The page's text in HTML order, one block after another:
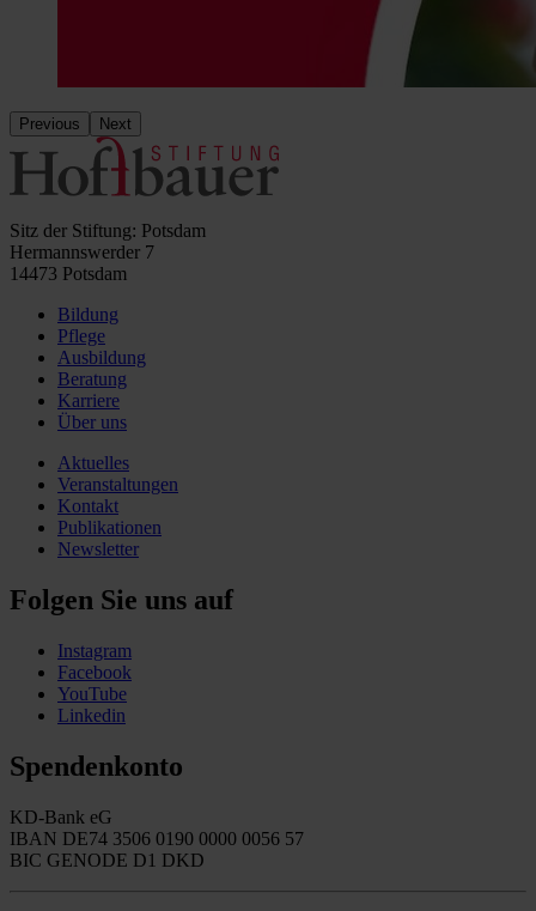
Previous Next
Sitz der Stiftung: Potsdam
Hermannswerder 7
14473 Potsdam
Bildung
Pflege
Ausbildung
Beratung
Karriere
Über uns
Aktuelles
Veranstaltungen
Kontakt
Publikationen
Newsletter
Folgen Sie uns auf
Instagram
Facebook
YouTube
Linkedin
Spendenkonto
KD-Bank eG
IBAN DE74 3506 0190 0000 0056 57
BIC GENODE D1 DKD